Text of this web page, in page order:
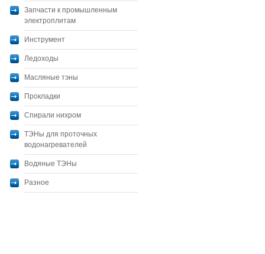
Запчасти к промышленным
электроплитам
Инструмент
Ледоходы
Масляные тэны
Прокладки
Спирали нихром
ТЭНы для проточных
водонагревателей
Водяные ТЭНы
Разное